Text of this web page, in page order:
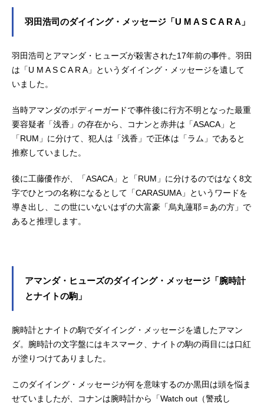
羽田浩司のダイイング・メッセージ「U M A S C A R A」
羽田浩司とアマンダ・ヒューズが殺害された17年前の事件。羽田
は「U M A S C A R A」というダイイング・メッセージを遺して
いました。
当時アマンダのボディーガードで事件後に行方不明となった最重
要容疑者「浅香」の存在から、コナンと赤井は「ASACA」と
「RUM」に分けて、犯人は「浅香」で正体は「ラム」であると
推察していました。
後に工藤優作が、「ASACA」と「RUM」に分けるのではなく8文
字でひとつの名称になるとして「CARASUMA」というワードを
導き出し、この世にいないはずの大富豪「烏丸蓮耶＝あの方」で
あると推理します。
アマンダ・ヒューズのダイイング・メッセージ「腕時計
とナイトの駒」
腕時計とナイトの駒でダイイング・メッセージを遺したアマン
ダ。腕時計の文字盤にはキスマーク、ナイトの駒の両目には口紅
が塗りつけてありました。
このダイイング・メッセージが何を意味するのか黒田は頭を悩ま
せていましたが、コナンは腕時計から「Watch out（警戒し